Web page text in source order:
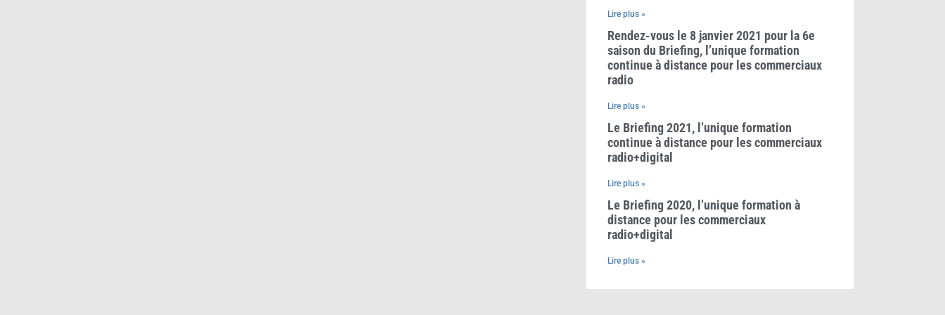
Lire plus »
Rendez-vous le 8 janvier 2021 pour la 6e
saison du Briefing, l’unique formation
continue à distance pour les commerciaux
radio
Lire plus »
Le Briefing 2021, l’unique formation
continue à distance pour les commerciaux
radio+digital
Lire plus »
Le Briefing 2020, l’unique formation à
distance pour les commerciaux
radio+digital
Lire plus »